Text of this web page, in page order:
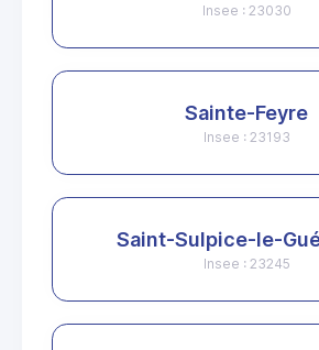
Insee : 23030
Sainte-Feyre
Insee : 23193
Saint-Sulpice-le-
Insee : 23245